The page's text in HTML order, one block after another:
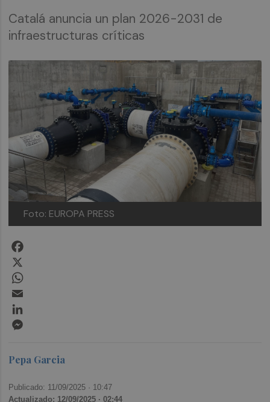
Catalá anuncia un plan 2026-2031 de
infraestructuras críticas
Foto: EUROPA PRESS
Pepa Garcia
Publicado: 11/09/2025 · 10:47
Actualizado: 12/09/2025 · 02:44